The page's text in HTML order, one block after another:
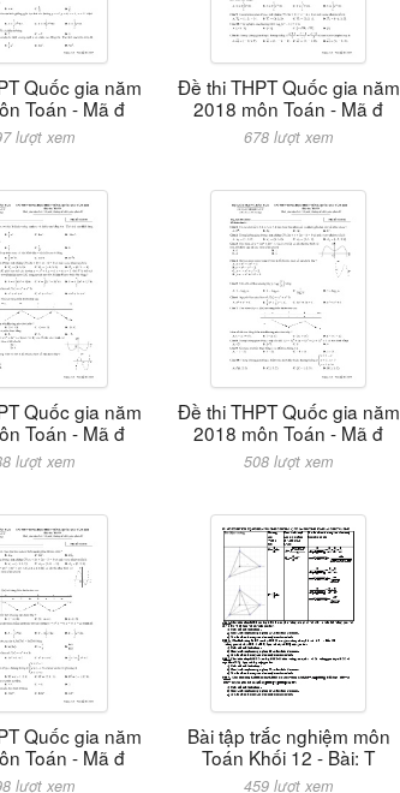
Quốc gia năm
Toán - Mã đ
lượt xem
Đề thi THPT Quốc gia năm
2018 môn Toán - Mã đ
678 lượt xem
Quốc gia năm
Toán - Mã đ
lượt xem
Đề thi THPT Quốc gia năm
2018 môn Toán - Mã đ
508 lượt xem
Quốc gia năm
Toán - Mã đ
lượt xem
Bài tập trắc nghiệm môn
Toán Khối 12 - Bài: T
459 lượt xem